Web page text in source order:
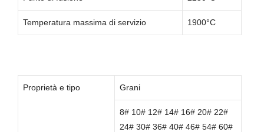
Temperatura massima di servizio 1900°C
Proprietà e tipo Grani
8# 10# 12# 14# 16# 20# 22#
24# 30# 36# 40# 46# 54# 60#